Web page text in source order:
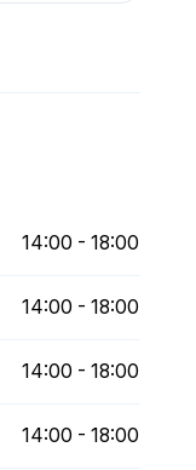
14:00 - 18:00
14:00 - 18:00
14:00 - 18:00
14:00 - 18:00